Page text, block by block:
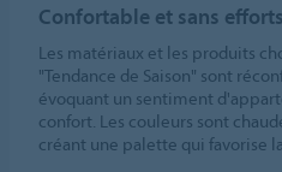
Confortable et sans efforts
Les matériaux et les produits
"Tendance de Saison" sont
évoquant un sentiment
confort. Les couleurs sont
créant une palette qui favorise